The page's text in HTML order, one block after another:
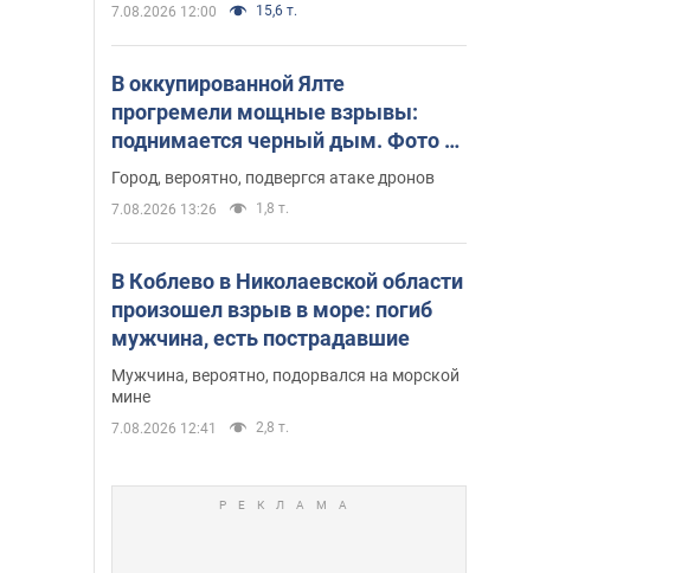
7.08.2026 12:00 15,6 т.
В оккупированной Ялте
прогремели мощные взрывы:
поднимается черный дым. Фото и
видео
Город, вероятно, подвергся атаке дронов
7.08.2026 13:26 1,8 т.
В Коблево в Николаевской области
произошел взрыв в море: погиб
мужчина, есть пострадавшие
Мужчина, вероятно, подорвался на морской
мине
7.08.2026 12:41 2,8 т.